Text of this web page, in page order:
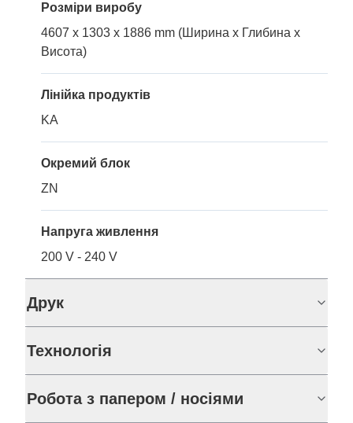
Розміри виробу
4607 x 1303 x 1886 mm (Ширина x Глибина x
Висота)
Лінійка продуктів
KA
Окремий блок
ZN
Напруга живлення
200 V - 240 V
Друк
Технологія
Робота з папером / носіями